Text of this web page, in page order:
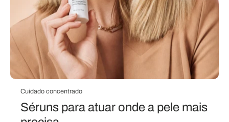
Cuidado concentrado
Séruns para atuar onde a pele mais